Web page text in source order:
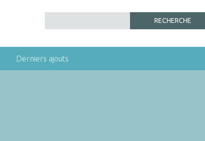
Derniers ajouts